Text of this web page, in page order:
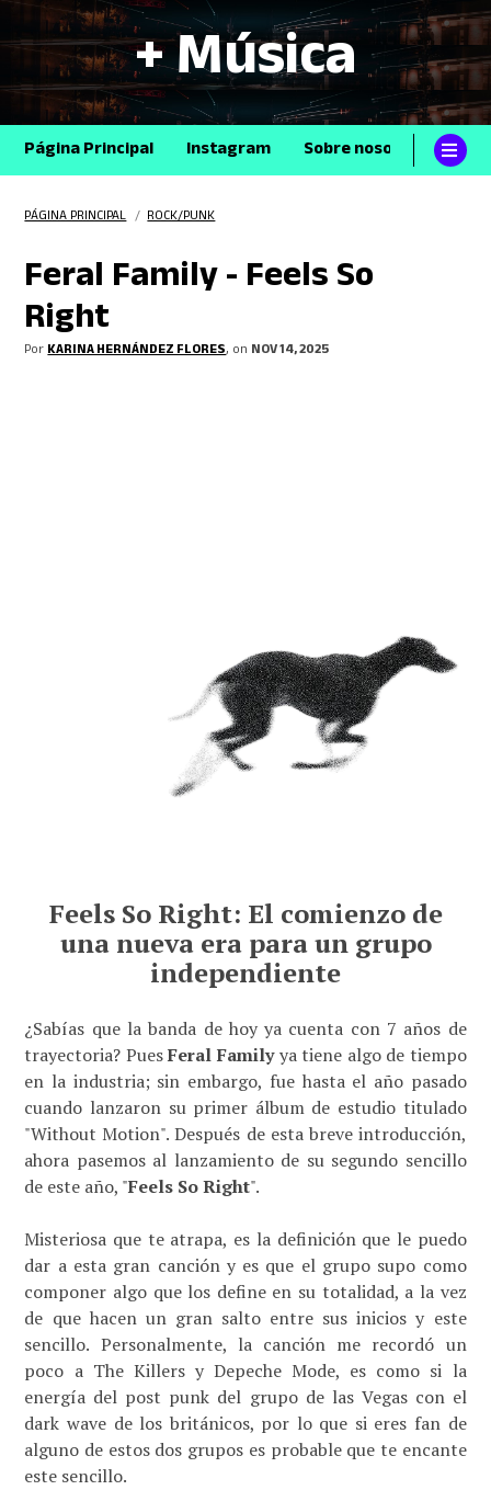
+ Música
Página Principal Instagram Sobre nosotros
PÁGINA PRINCIPAL /ROCK/PUNK
Feral Family - Feels So
Right
PorKARINA HERNÁNDEZ FLORES, on NOV 14, 2025
Feels So Right: El comienzo de
una nueva era para un grupo
independiente
¿Sabías que la banda de hoy ya cuenta con 7 años de
trayectoria? PuesFeral Familyya tiene algo de tiempo
en la industria; sin embargo, fue hasta el año pasado
cuando lanzaron su primer álbum de estudio titulado
"Without Motion". Después de esta breve introducción,
ahora pasemos al lanzamiento de su segundo sencillo
de este año, "Feels So Right".
Misteriosa que te atrapa, es la definición que le puedo
dar a esta gran canción y es que el grupo supo como
componer algo que los define en su totalidad, a la vez
de que hacen un gran salto entre sus inicios y este
sencillo. Personalmente, la canción me recordó un
poco a The Killers y Depeche Mode, es como si la
energía del post punk del grupo de las Vegas con el
dark wave de los británicos, por lo que si eres fan de
alguno de estos dos grupos es probable que te encante
este sencillo.